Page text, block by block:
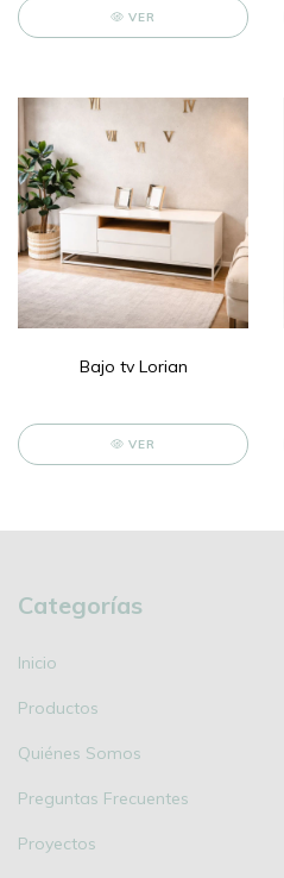
VER
Bajo tv Lorian
VER
Categorías
Inicio
Productos
Quiénes Somos
Preguntas Frecuentes
Proyectos